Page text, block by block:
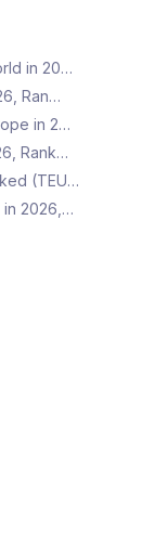
in 20…
Ran…
in 2…
Rank…
(TEU…
in 2026,…